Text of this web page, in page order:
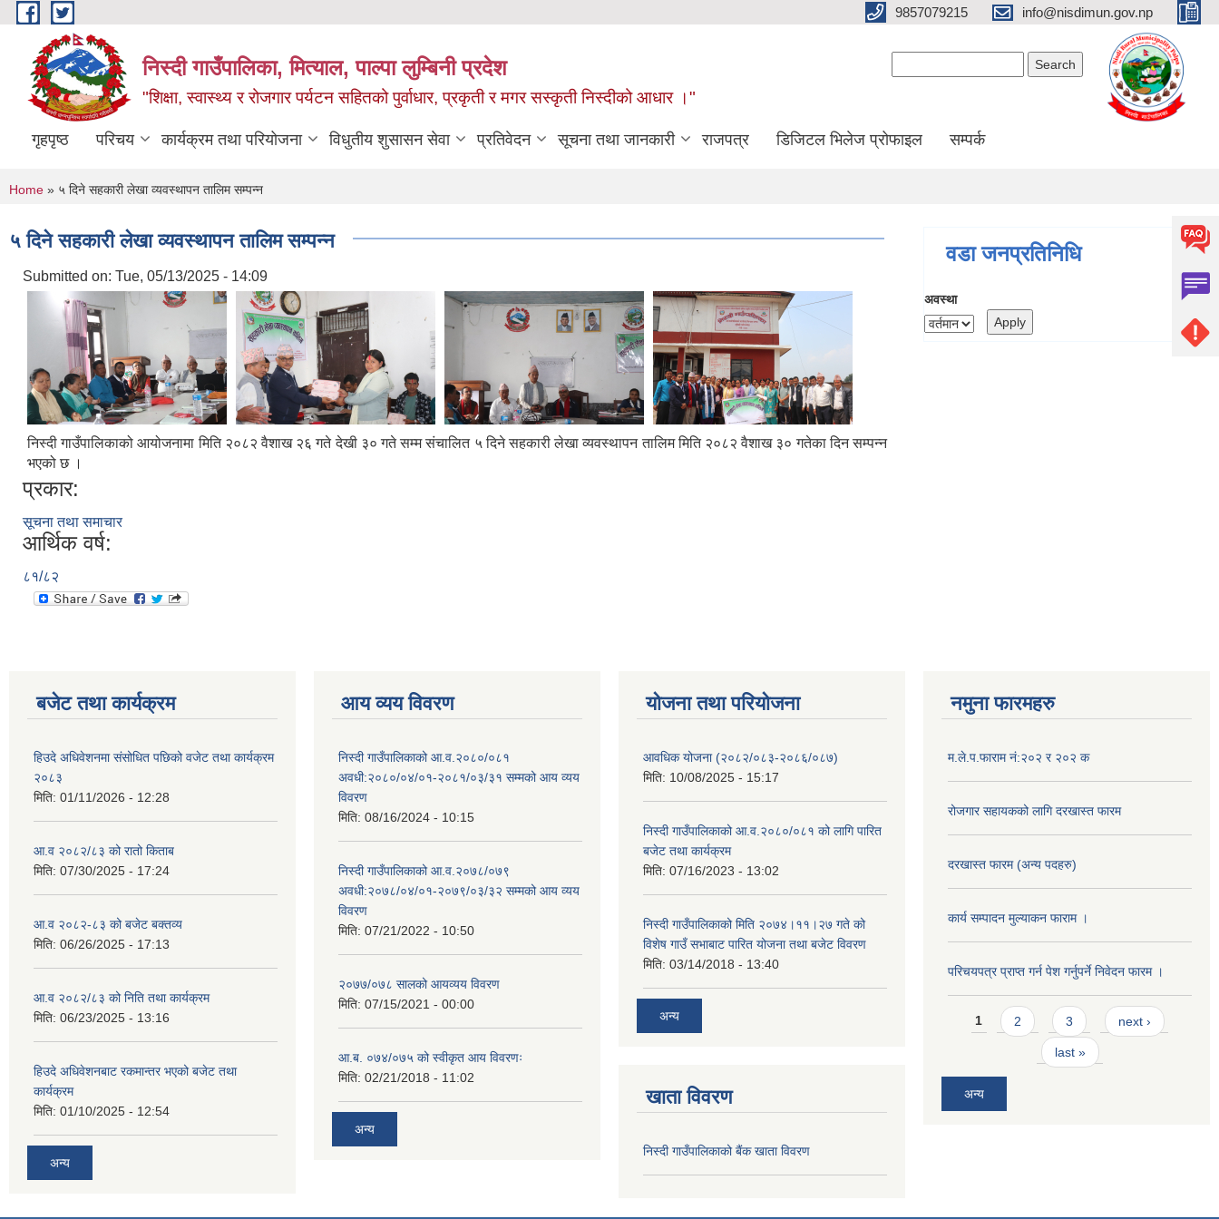
Skip to main content 9857079215 info@nisdimun.gov.np
निस्दी गाउँपालिका, मित्याल, पाल्पा लुम्बिनी प्रदेश
"शिक्षा, स्वास्थ्य र रोजगार पर्यटन सहितको पुर्वाधार, प्रकृती र मगर सस्कृती निस्दीको आधार ।"
गृहपृष्ठ परिचय कार्यक्रम तथा परियोजना विधुतीय शुसासन सेवा प्रतिवेदन सूचना तथा जानकारी राजपत्र डिजिटल भिलेज प्रोफाइल सम्पर्क
You are here
Home » ५ दिने सहकारी लेखा व्यवस्थापन तालिम ‍सम्पन्न
५ दिने सहकारी लेखा व्यवस्थापन तालिम ‍सम्पन्न
Submitted on: Tue, 05/13/2025 - 14:09
निस्दी गाउँपालिकाको आयोजनामा मिति २०८२ वैशाख २६ गते देखी ३० गते सम्म संचालित ५ दिने सहकारी लेखा व्यवस्थापन तालिम मिति २०८२ वैशाख ३० गतेका दिन सम्पन्न
भएको छ ।
प्रकार:
सूचना तथा समाचार
आर्थिक वर्ष:
८१/८२
वडा जनप्रतिनिधि
अवस्था
बजेट तथा कार्यक्रम
हिउदे अधिवेशनमा संसोधित पछिको वजेट तथा कार्यक्रम
२०८३
मिति: 01/11/2026 - 12:28
आ.व २०८२/८३ को रातो किताब
मिति: 07/30/2025 - 17:24
आ.व २०८२-८३ को बजेट बक्तव्य
मिति: 06/26/2025 - 17:13
आ.व २०८२/८३ को निति तथा कार्यक्रम
मिति: 06/23/2025 - 13:16
हिउदे अधिवेशनबाट रकमान्तर भएको बजेट तथा
कार्यक्रम
मिति: 01/10/2025 - 12:54
अन्य
आय व्यय विवरण
निस्दी गाउँपालिकाको आ.व.२०८०/०८१
अवधी:२०८०/०४/०१-२०८१/०३/३१ सम्मको आय व्यय
विवरण
मिति: 08/16/2024 - 10:15
निस्दी गाउँपालिकाको आ.व.२०७८/०७९
अवधी:२०७८/०४/०१-२०७९/०३/३२ सम्मको आय व्यय
विवरण
मिति: 07/21/2022 - 10:50
२०७७/०७८ सालको आयव्यय विवरण
मिति: 07/15/2021 - 00:00
आ.ब. ०७४/०७५ को स्वीकृत आय विवरणः
मिति: 02/21/2018 - 11:02
अन्य
योजना तथा परियोजना
आवधिक योजना (२०८२/०८३-२०८६/०८७)
मिति: 10/08/2025 - 15:17
निस्दी गाउँपालिकाको आ.व.२०८०/०८१ को लागि पारित
बजेट तथा कार्यक्रम
मिति: 07/16/2023 - 13:02
निस्दी गाउँपालिकाको मिति २०७४।११।२७ गते को
विशेष गाउँ सभाबाट पारित योजना तथा बजेट विवरण
मिति: 03/14/2018 - 13:40
अन्य
खाता विवरण
निस्दी गाउँपालिकाको बैंक खाता विवरण
नमुना फारमहरु
म.ले.प.फाराम नं:२०२ र २०२ क
रोजगार सहायकको लागि दरखास्त फारम
दरखास्त फारम (अन्य पदहरु)
कार्य सम्पादन मुल्याक‌न फाराम ।
परिचयपत्र प्राप्त गर्न पेश गर्नुपर्ने निवेदन फारम ।
Pages
1 2 3 next ›
last »
अन्य